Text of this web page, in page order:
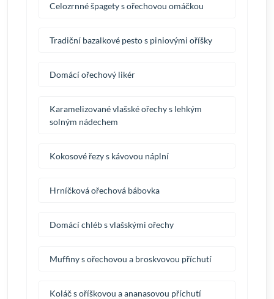
Celozrnné špagety s ořechovou omáčkou
Tradiční bazalkové pesto s piniovými oříšky
Domácí ořechový likér
Karamelizované vlašské ořechy s lehkým
solným nádechem
Kokosové řezy s kávovou náplní
Hrníčková ořechová bábovka
Domácí chléb s vlašskými ořechy
Muffiny s ořechovou a broskvovou příchutí
Koláč s oříškovou a ananasovou příchutí